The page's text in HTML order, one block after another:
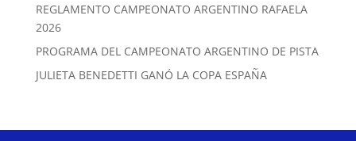
REGLAMENTO CAMPEONATO ARGENTINO RAFAELA
2026
PROGRAMA DEL CAMPEONATO ARGENTINO DE PISTA
JULIETA BENEDETTI GANÓ LA COPA ESPAÑA